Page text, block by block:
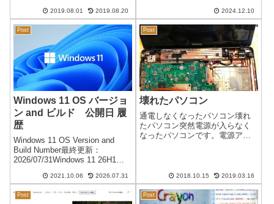
ます。ネット詐欺画面が表示さ
れる現象：Windowsのパソコン
でWEB記事を閲覧していると、
一瞬画面が真っ白になり、「ピ
ー」...
2019.08.01 2019.08.20
源は常につけっぱなしにすべき
か、それとも都度消した方がい
いのか」という記事です。それ
を読むと私...
2024.12.10
Post
Windows 11 OS バージョ
ン and ビルド 公開日 履
歴
Windows 11 OS Version and
Build Number最終更新：
2026/07/31Windows 11 26H1
28000）※特定シリコン専用/一
般公開予定なしNoOSビルド
No...
2021.10.06 2026.07.31
Post
壊れたパソコン
通電しなくなったパソコン壊れ
たパソコン突然電源が入らなく
なったパソコンです。電源アダ
を試みましたが、残念ながら治
りませんでした。かなり頑張っ
て治ることを願っ...
2018.10.15 2019.03.16
Post Post